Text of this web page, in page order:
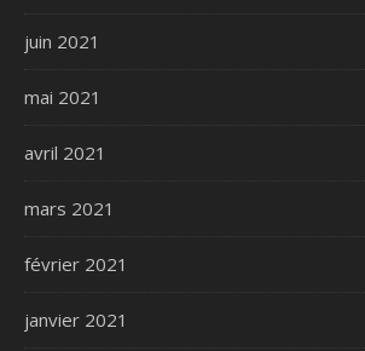
juin 2021
mai 2021
avril 2021
mars 2021
février 2021
janvier 2021